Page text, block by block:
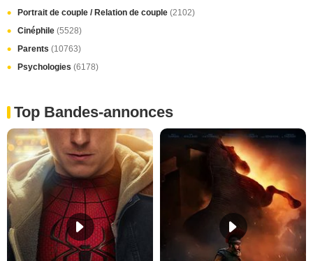
Portrait de couple / Relation de couple (2102)
Cinéphile (5528)
Parents (10763)
Psychologies (6178)
Top Bandes-annonces